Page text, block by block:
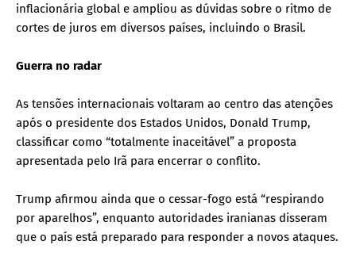
inflacionária global e ampliou as dúvidas sobre o ritmo de
cortes de juros em diversos países, incluindo o Brasil.
Guerra no radar
As tensões internacionais voltaram ao centro das atenções
após o presidente dos Estados Unidos, Donald Trump,
classificar como “totalmente inaceitável” a proposta
apresentada pelo Irã para encerrar o conflito.
Trump afirmou ainda que o cessar-fogo está “respirando
por aparelhos”, enquanto autoridades iranianas disseram
que o país está preparado para responder a novos ataques.